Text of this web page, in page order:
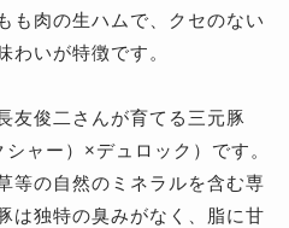
も肉の生ハムで、クセのない
わいが特徴です。
友俊二さんが育てる三元豚
ャー）×デュロック）です。
等の自然のミネラルを含む専
は独特の臭みがなく、脂に甘